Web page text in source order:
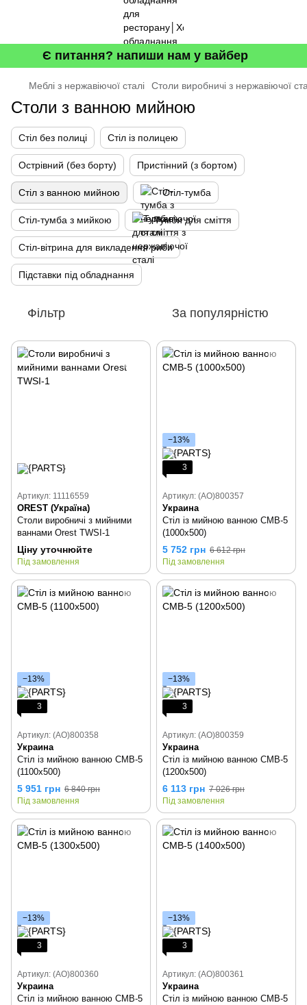
Є питання? напиши нам у вайбер
Меблі з нержавіючої сталі Столи виробничі з нержавіючої
Столи з ванною мийною
Стіл без полиці Стіл із полицею
Острівний (без борту) Пристінний (з бортом)
Стіл з ванною мийною Стіл-тумба
Стіл-тумба з мийкою Тумби для сміття
Стіл-вітрина для викладення риби
Підставки під обладнання
Фільтр За популярністю
Артикул: 11116559
OREST (Україна)
Столи виробничі з мийними
ваннами Orest TWSI-1
Ціну уточнюйте
Під замовлення
−13%
3
Артикул: (AO)800357
Украина
Стіл із мийною ванною СМВ-5
(1000х500)
5 752 грн 6 612 грн
Під замовлення
−13%
3
Артикул: (AO)800358
Украина
Стіл із мийною ванною СМВ-5
(1100х500)
5 951 грн 6 840 грн
Під замовлення
−13%
3
Артикул: (AO)800359
Украина
Стіл із мийною ванною СМВ-5
(1200х500)
6 113 грн 7 026 грн
Під замовлення
−13%
3
Артикул: (AO)800360
Украина
Стіл із мийною ванною СМВ-5
−13%
3
Артикул: (AO)800361
Украина
Стіл із мийною ванною СМВ-5